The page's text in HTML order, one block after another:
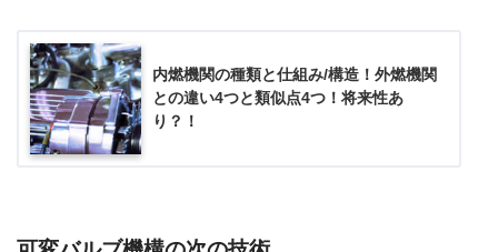
内燃機関の種類と仕組み/構造！外燃機関
との違い4つと類似点4つ！将来性あ
り？！